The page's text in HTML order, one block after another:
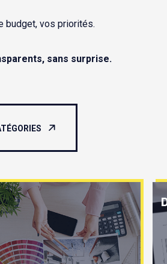
budget, vos priorités.
sans surprise.